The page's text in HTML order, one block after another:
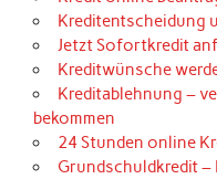
Kreditentscheidung
Jetzt Sofortkredit
Kreditwünsche
Kreditablehnung –
bekommen
24 Stunden online
Grundschuldkredit